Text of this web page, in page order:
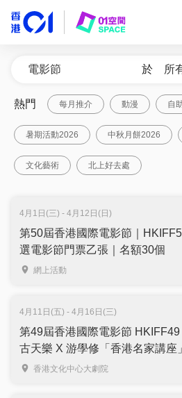
於 所
熱門 每月推介 動漫 自
暑期活動2026 中秋月餅2026
文化藝術
北上好去處
4月1日(三) - 4月12日(日)
第50屆香港國際電影節｜
選電影節門票乙張｜名額30個
網上活動
4月11日(五) - 4月16日(三)
第49屆香港國際電影節
古天樂 X 游學修「香港名家講座
香港文化中心大劇院